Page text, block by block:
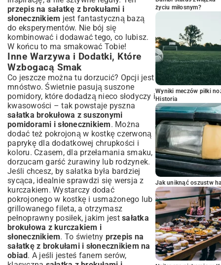
przepis na sałatkę z brokułami i
słonecznikiem jest fantastyczną bazą
do eksperymentów. Nie bój się
kombinować i dodawać tego, co lubisz.
W końcu to ma smakować Tobie!
Inne Warzywa i Dodatki, Które
Wzbogacą Smak
Co jeszcze można tu dorzucić? Opcji jest
mnóstwo. Świetnie pasują suszone
pomidory, które dodadzą nieco słodyczy i
kwasowości – tak powstaje pyszna
sałatka brokułowa z suszonymi
pomidorami i słonecznikiem. Można
dodać też pokrojoną w kostkę czerwoną
paprykę dla dodatkowej chrupkości i
koloru. Czasem, dla przełamania smaku,
dorzucam garść żurawiny lub rodzynek.
Jeśli chcesz, by sałatka była bardziej
sycąca, idealnie sprawdzi się wersja z
kurczakiem. Wystarczy dodać
pokrojonego w kostkę i usmażonego lub
grillowanego fileta, a otrzymasz
pełnoprawny posiłek, jakim jest sałatka
brokułowa z kurczakiem i
słonecznikiem. To świetny przepis na
sałatkę z brokułami i słonecznikiem na
obiad. A jeśli jesteś fanem serów,
życiu miłosnym?
Wyniki meczów piłki
Historia
Jak uniknąć oszustw